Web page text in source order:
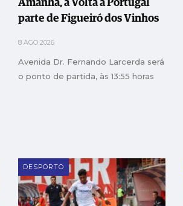
Amanhã, a Volta a Portugal
parte de Figueiró dos Vinhos
8 AGO 2026
Avenida Dr. Fernando Larcerda será
o ponto de partida, às 13:55 horas
DESPORTO